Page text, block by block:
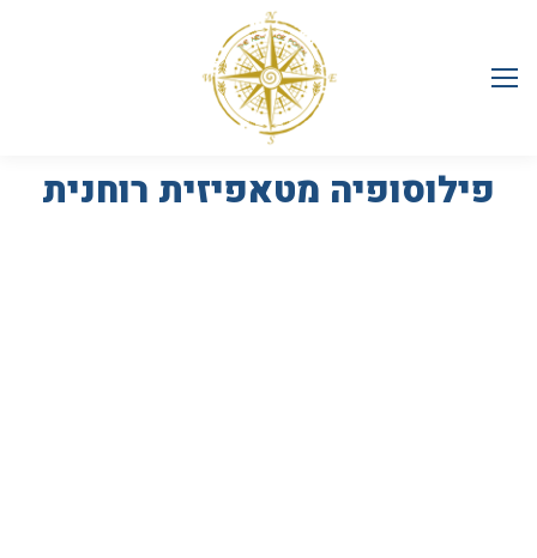
פילוסופיה מטאפיזית רוחנית